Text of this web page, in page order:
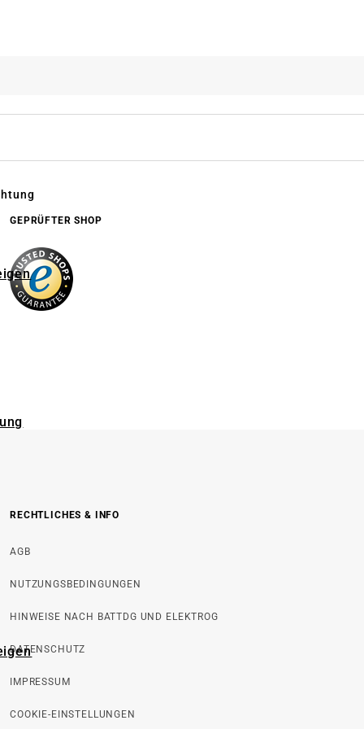
GEPRÜFTER SHOP
RECHTLICHES & INFO
AGB
NUTZUNGSBEDINGUNGEN
HINWEISE NACH BATTDG UND ELEKTROG
DATENSCHUTZ
IMPRESSUM
COOKIE-EINSTELLUNGEN